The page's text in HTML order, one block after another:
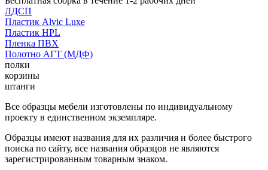
ЛДСП
Пластик Alvic Luxe
Пластик HPL
Пленка ПВХ
Полотно АГТ (МДФ)
полки
корзины
штанги
Все образцы мебели изготовлены по индивидуальному
проекту в единственном экземпляре.
Образцы имеют названия для их различия и более быстрого
поиска по сайту, все названия образцов не являются
зарегистрированным товарным знаком.